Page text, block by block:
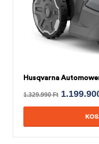
Husqvarna
1.329.990Ft